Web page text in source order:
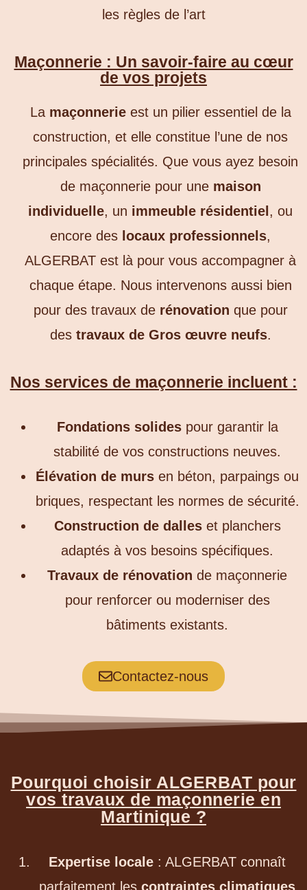
les règles de l’art
Maçonnerie : Un savoir-faire au cœur
de vos projets
La maçonnerieest un pilier essentiel de la
construction, et elle constitue l’une de nos
principales spécialités. Que vous ayez besoin
de maçonnerie pour une maison
individuelle, un immeuble résidentiel , ou
encore des locaux professionnels,
ALGERBAT est là pour vous accompagner à
chaque étape. Nous intervenons aussi bien
pour des travaux de rénovation que pour
des travaux de Gros œuvre neufs.
Nos services de maçonnerie incluent :
Fondations solidespour garantir la
stabilité de vos constructions neuves.
Élévation de murs en béton, parpaings ou
briques, respectant les normes de sécurité.
Construction de dalleset planchers
adaptés à vos besoins spécifiques.
Travaux de rénovation de maçonnerie
pour renforcer ou moderniser des
bâtiments existants.
Contactez-nous
Pourquoi choisir ALGERBAT pour
vos travaux de maçonnerie en
Martinique ?
Expertise locale : ALGERBAT connaît
parfaitement les contraintes climatiques